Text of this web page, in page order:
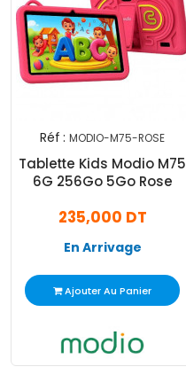
Réf : MODIO-M75-ROSE
Tablette Kids Modio M75
6G 256Go 5Go Rose
235,000 DT
En Arrivage
Ajouter Au Panier